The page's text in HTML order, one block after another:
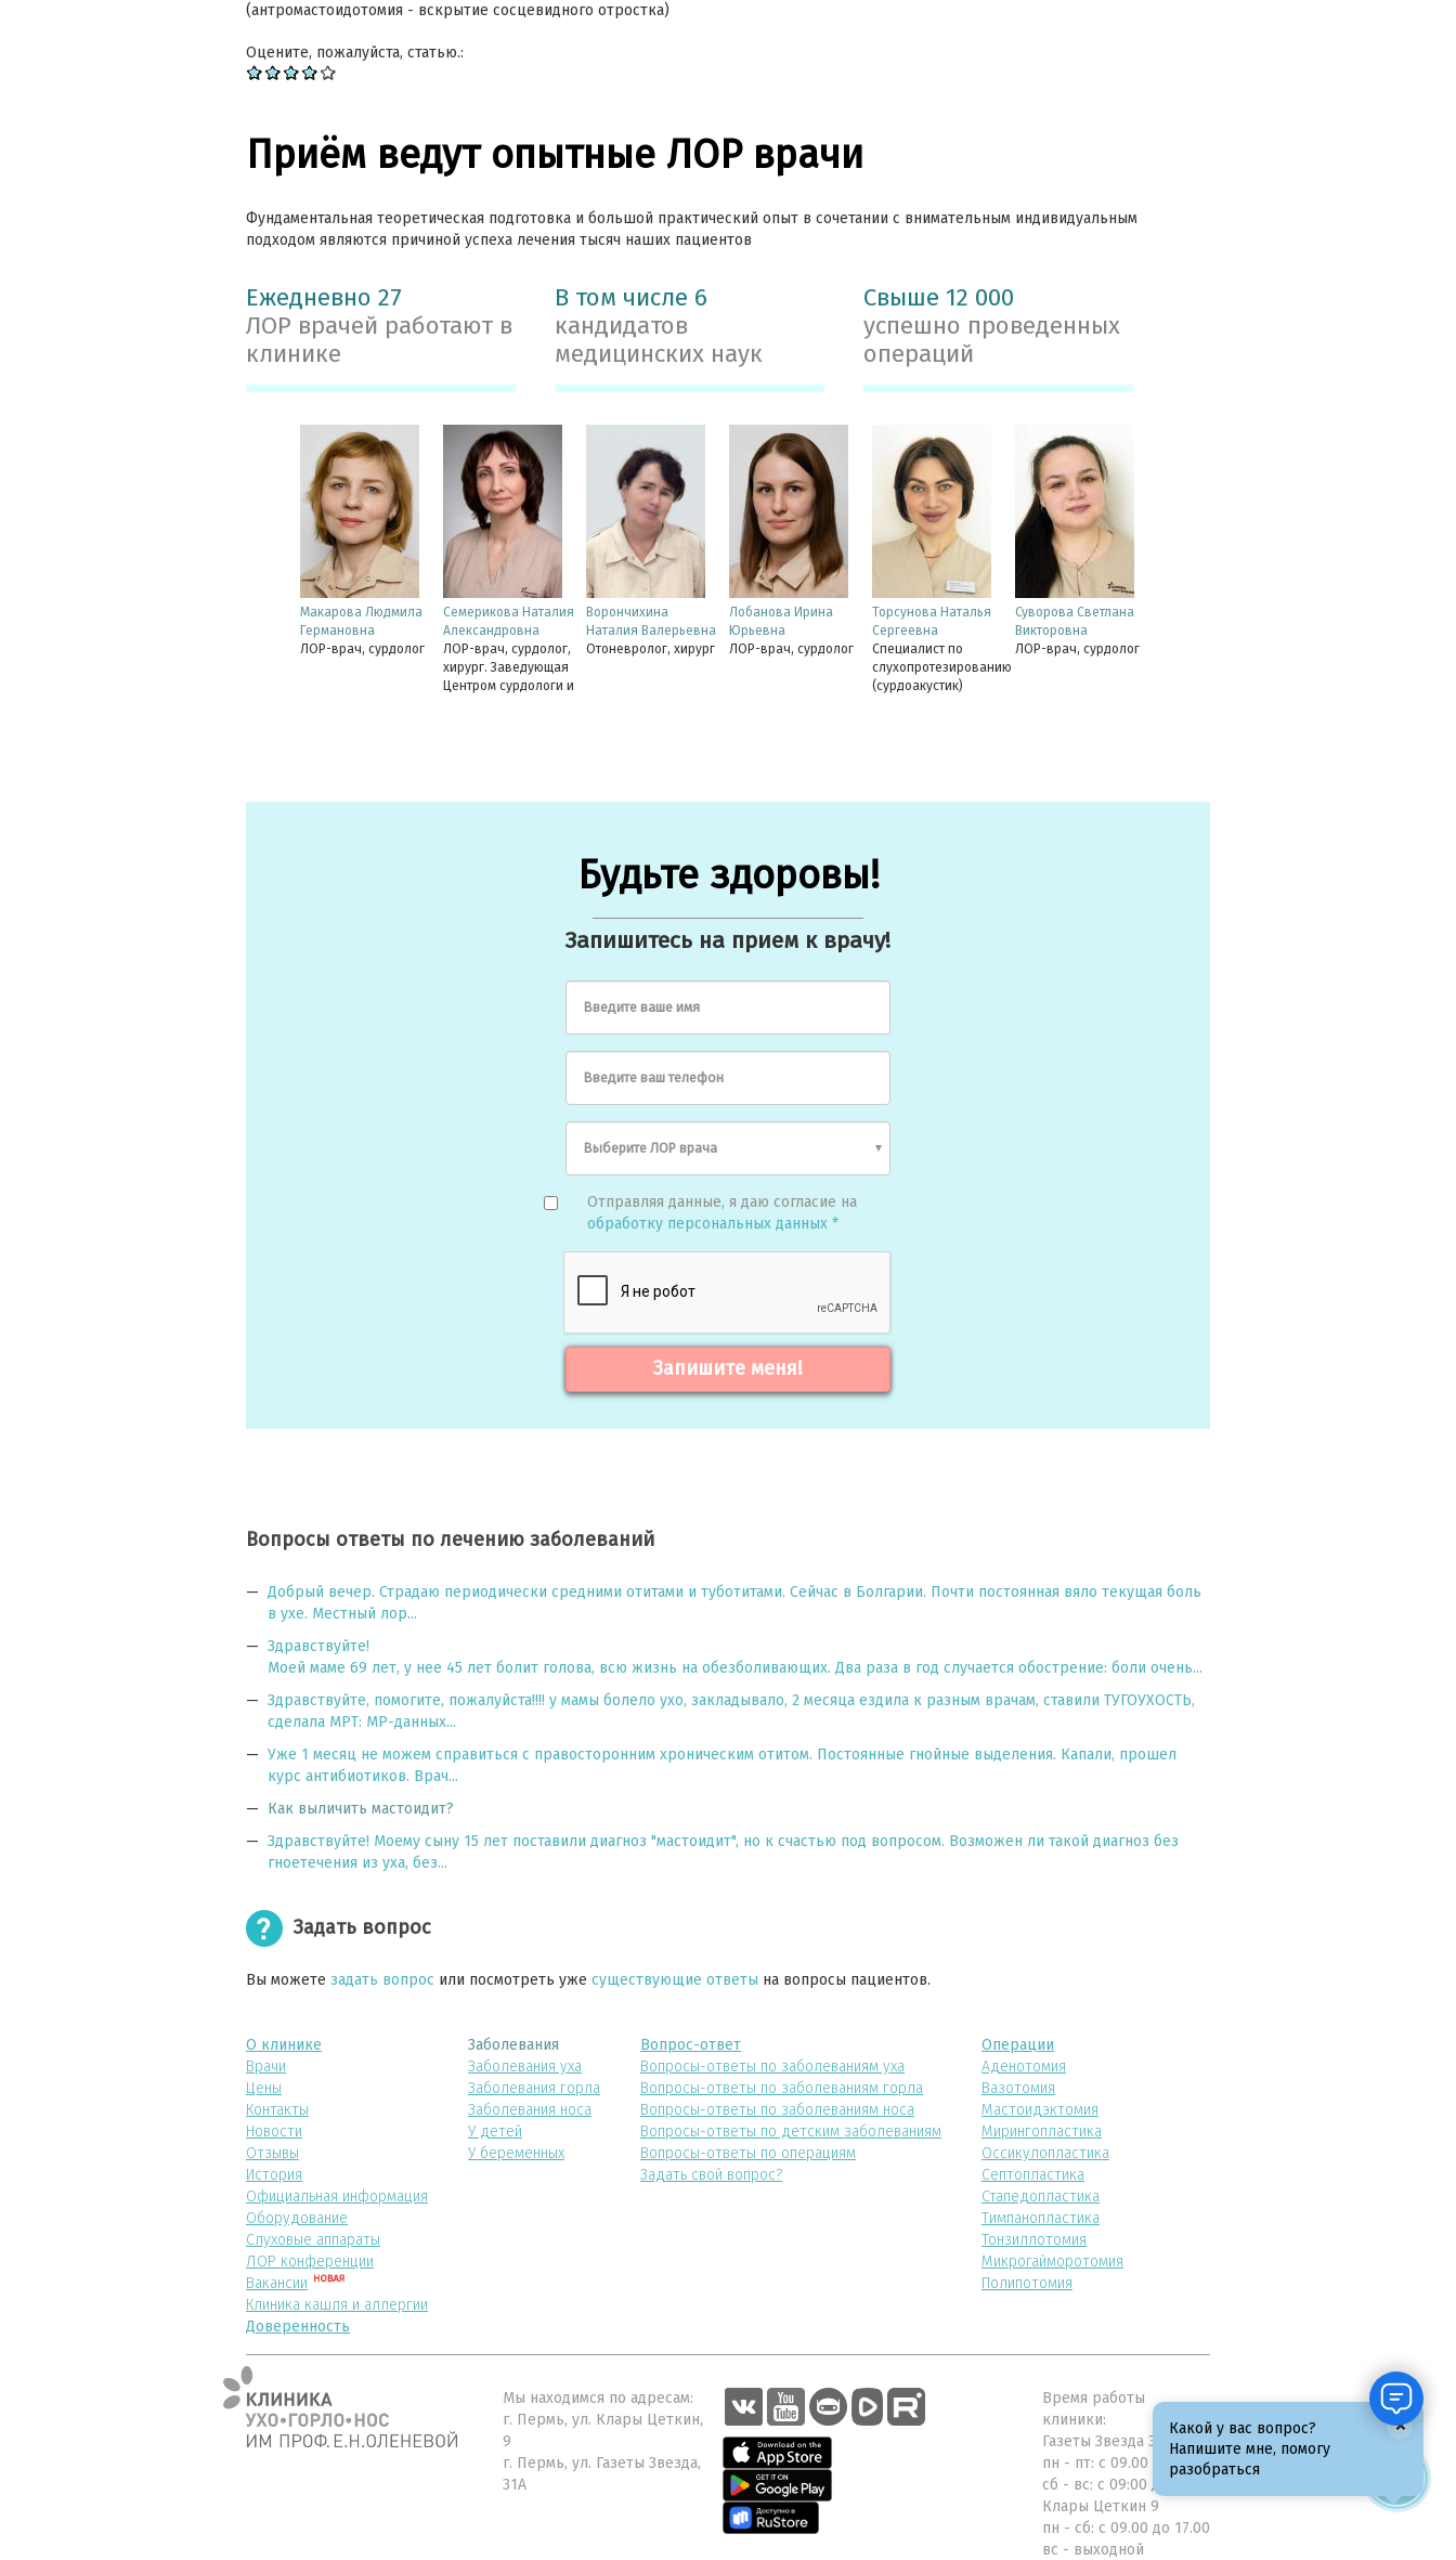
(антромастоидотомия - вскрытие сосцевидного отростка)
Оцените, пожалуйста, статью.:
Приём ведут опытные ЛОР врачи
Фундаментальная теоретическая подготовка и большой практический опыт в сочетании с внимательным индивидуальным
подходом являются причиной успеха лечения тысяч наших пациентов
Ежедневно 27
ЛОР врачей работают в
клинике
В том числе 6
кандидатов
медицинских наук
Свыше 12 000
успешно проведенных
операций
Макарова Людмила
Германовна
ЛОР-врач, сурдолог
Семерикова Наталия
Александровна
ЛОР-врач, сурдолог,
хирург. Заведующая
Центром сурдологи и
Ворончихина
Наталия Валерьевна
Отоневролог, хирург
Лобанова Ирина
Юрьевна
ЛОР-врач, сурдолог
Торсунова Наталья
Сергеевна
Специалист по
слухопротезированию
(сурдоакустик)
Суворова Светлана
Викторовна
ЛОР-врач, сурдолог
Будьте здоровы!
Запишитесь на прием к врачу!
Введите ваше имя
Введите ваш телефон
Отправляя данные, я даю согласие на
обработку персональных данных *
Запишите меня!
Вопросы ответы по лечению заболеваний
Добрый вечер. Страдаю периодически средними отитами и туботитами. Сейчас в Болгарии. Почти постоянная вяло текущая боль
в ухе. Местный лор...
Здравствуйте!
Моей маме 69 лет, у нее 45 лет болит голова, всю жизнь на обезболивающих. Два раза в год случается обострение: боли очень...
Здравствуйте, помогите, пожалуйста!!!! у мамы болело ухо, закладывало, 2 месяца ездила к разным врачам, ставили ТУГОУХОСТЬ,
сделала МРТ: МР-данных...
Уже 1 месяц не можем справиться с правосторонним хроническим отитом. Постоянные гнойные выделения. Капали, прошел
курс антибиотиков. Врач...
Как выличить мастоидит?
Здравствуйте! Моему сыну 15 лет поставили диагноз "мастоидит", но к счастью под вопросом. Возможен ли такой диагноз без
гноетечения из уха, без...
Задать вопрос
Вы можете задать вопрос или посмотреть уже существующие ответы на вопросы пациентов.
О клинике
Врачи
Цены
Контакты
Новости
Отзывы
История
Официальная информация
Оборудование
Слуховые аппараты
ЛОР конференции
Вакансии
Клиника кашля и аллергии
Заболевания
Заболевания уха
Заболевания горла
Заболевания носа
У детей
У беременных
Вопрос-ответ
Вопросы-ответы по заболеваниям уха
Вопросы-ответы по заболеваниям горла
Вопросы-ответы по заболеваниям носа
Вопросы-ответы по детским заболеваниям
Вопросы-ответы по операциям
Задать свой вопрос?
Операции
Аденотомия
Вазотомия
Мастоидэктомия
Мирингопластика
Оссикулопластика
Септопластика
Стапедопластика
Тимпанопластика
Тонзиллотомия
Микрогайморотомия
Полипотомия
Доверенность
Мы находимся по адресам:
г. Пермь, ул. Клары Цеткин,
9
г. Пермь, ул. Газеты Звезда,
31А
Время работы
клиники:
Газеты Звезда 31а
пн - пт: с 09.00 до 21.00
сб - вс: с 09:00 до 19:00
Клары Цеткин 9
пн - сб: с 09.00 до 17.00
вс - выходной
Какой у вас вопрос?
Напишите мне, помогу
разобраться
×